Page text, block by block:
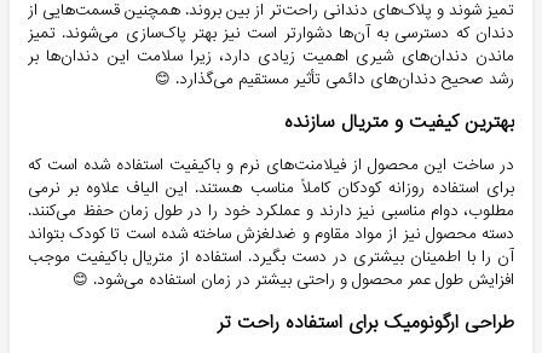
تمیز شوند و پلاک‌های دندانی راحت‌تر از بین بروند. همچنین قسمت‌هایی از
دندان که دسترسی به آن‌ها دشوارتر است نیز بهتر پاک‌سازی می‌شوند. تمیز
ماندن دندان‌های شیری اهمیت زیادی دارد، زیرا سلامت این دندان‌ها بر
رشد صحیح دندان‌های دائمی تأثیر مستقیم می‌گذارد. 😊
بهترین کیفیت و متریال سازنده
در ساخت این محصول از فیلامنت‌های نرم و باکیفیت استفاده شده است که
برای استفاده روزانه کودکان کاملاً مناسب هستند. این الیاف علاوه بر نرمی
مطلوب، دوام مناسبی نیز دارند و عملکرد خود را در طول زمان حفظ می‌کنند.
دسته محصول نیز از مواد مقاوم و ضدلغزش ساخته شده است تا کودک بتواند
آن را با اطمینان بیشتری در دست بگیرد. استفاده از متریال باکیفیت موجب
افزایش طول عمر محصول و راحتی بیشتر در زمان استفاده می‌شود. 😊
طراحی ارگونومیک برای استفاده راحت تر